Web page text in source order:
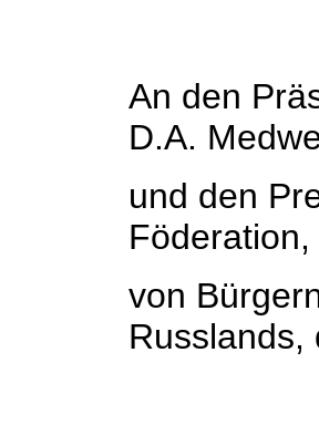
An den
D.A.
und den
Föderation,
von
Russlands,